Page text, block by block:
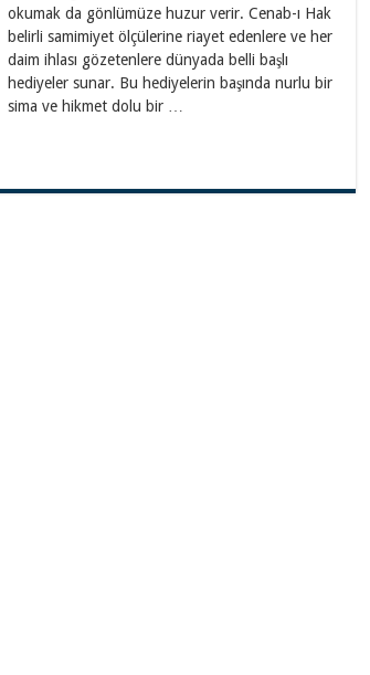
okumak da gönlümüze huzur verir. Cenab-ı Hak
belirli samimiyet ölçülerine riayet edenlere ve her
daim ihlası gözetenlere dünyada belli başlı
hediyeler sunar. Bu hediyelerin başında nurlu bir
sima ve hikmet dolu bir …